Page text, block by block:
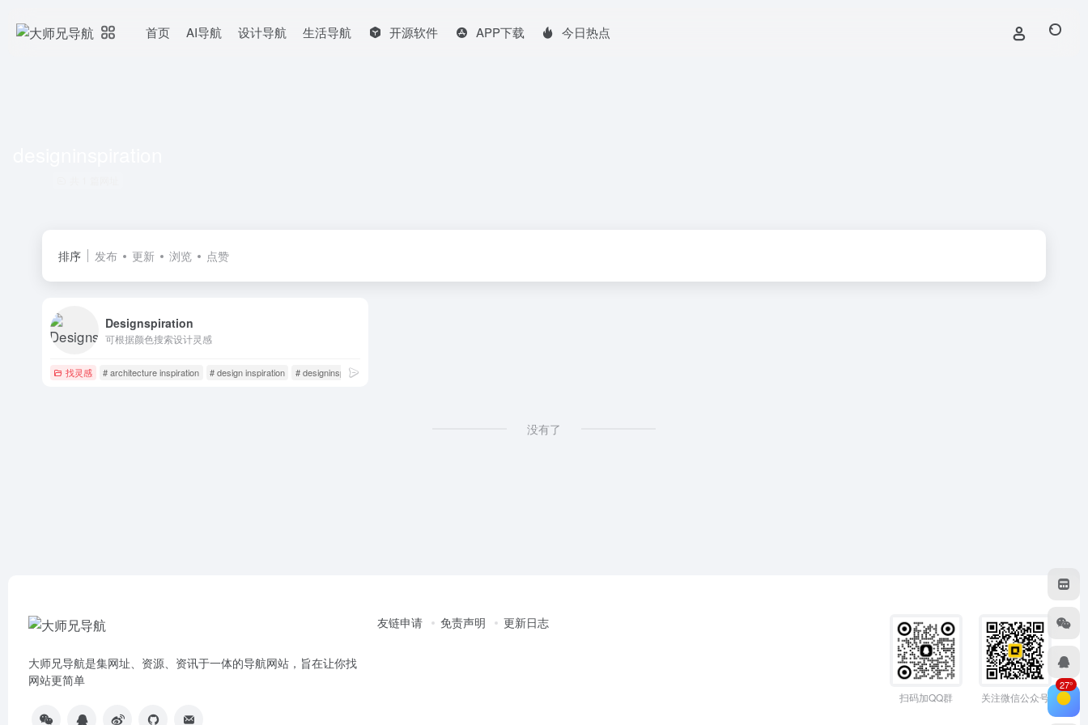
首页 AI导航 设计导航 生活导航 开源软件 APP下载 今日热点
排序 发布 更新 浏览 点赞
Designspiration
可根据颜色搜索设计灵感
找灵感 # architecture inspiration # design inspiration # designinspiration
没有了
大师兄导航是集网址、资源、资讯于一体的导航网站，旨在让你找
网站更简单
友链申请 免责声明 更新日志
扫码加QQ群 关注微信公众号
27°